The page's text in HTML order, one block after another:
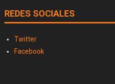
REDES SOCIALES
Twitter
Facebook